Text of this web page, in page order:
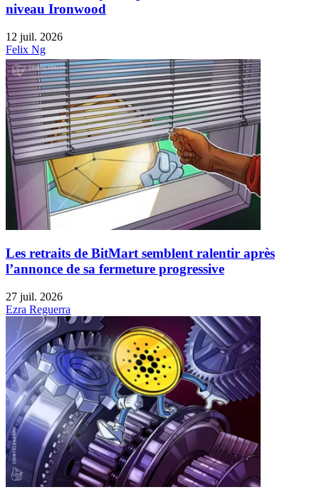
niveau Ironwood
12 juil. 2026
Felix Ng
Les retraits de BitMart semblent ralentir après
l’annonce de sa fermeture progressive
27 juil. 2026
Ezra Reguerra